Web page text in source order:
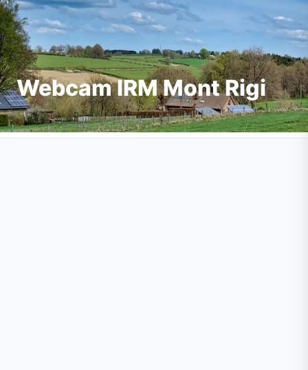
Webcam IRM Mont Rigi